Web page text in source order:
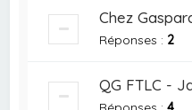
Chez
Réponses : 2
QG FTLC -